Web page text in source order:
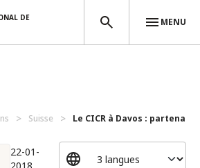
DE
MENU
Suisse Le CICR à Davos :
22-01-